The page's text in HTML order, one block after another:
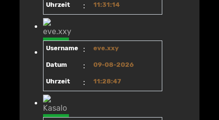
Uhrzeit : 11:31:14
Username : eve.xxy
Datum : 09-08-2026
Uhrzeit : 11:28:47